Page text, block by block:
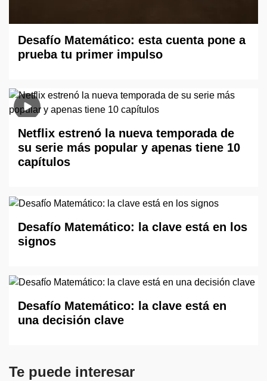
Desafío Matemático: esta cuenta pone a
prueba tu primer impulso
Netflix estrenó la nueva temporada de
su serie más popular y apenas tiene 10
capítulos
Desafío Matemático: la clave está en los
signos
Desafío Matemático: la clave está en
una decisión clave
Te puede interesar